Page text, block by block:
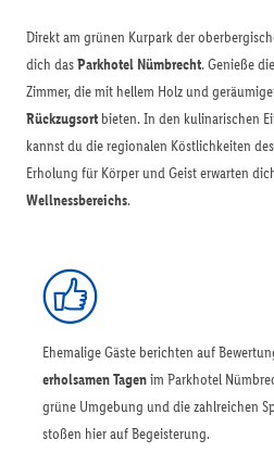
Direkt am grünen Kurpark der
dich dasParkhotel Nümbrecht. Genieße
Zimmer, die mit hellem Holz und
Rückzugsort bieten. In den kulinarischen
kannst du die regionalen Köstlichkeiten
Erholung für Körper und Geist erwarten
Wellnessbereichs.
Ehemalige Gäste berichten auf
erholsamen Tagenim Parkhotel
grüne Umgebung und die zahlreichen
stoßen hier auf Begeisterung.